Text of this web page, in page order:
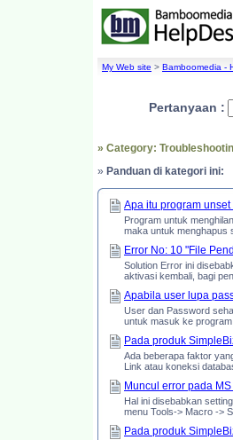
My Web site > Bamboomedia -
Pertanyaan :
» Category:
» Panduan di kategori ini:
Apa itu program
Program untuk
maka untuk menghapus
Error No: 10 "File
Solution Error ini
aktivasi kembali, bagi
Apabila user lupa
User dan Password
untuk masuk ke
Pada produk
Ada beberapa faktor
Link atau koneksi
Muncul error pada
Hal ini disebabkan
menu Tools-> Macro ->
Pada produk